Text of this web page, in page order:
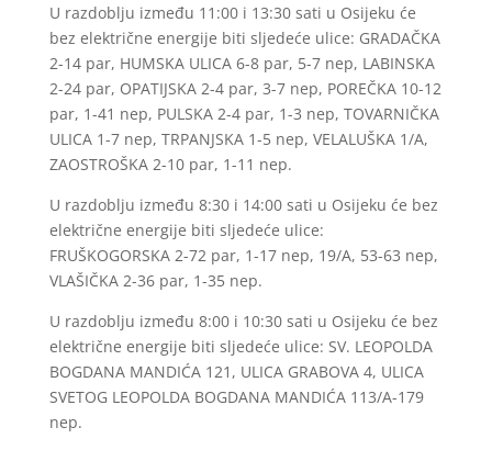
U razdoblju između 11:00 i 13:30 sati u Osijeku će
bez električne energije biti sljedeće ulice: GRADAČKA
2-14 par, HUMSKA ULICA 6-8 par, 5-7 nep, LABINSKA
2-24 par, OPATIJSKA 2-4 par, 3-7 nep, POREČKA 10-12
par, 1-41 nep, PULSKA 2-4 par, 1-3 nep, TOVARNIČKA
ULICA 1-7 nep, TRPANJSKA 1-5 nep, VELALUŠKA 1/A,
ZAOSTROŠKA 2-10 par, 1-11 nep.
U razdoblju između 8:30 i 14:00 sati u Osijeku će bez
električne energije biti sljedeće ulice:
FRUŠKOGORSKA 2-72 par, 1-17 nep, 19/A, 53-63 nep,
VLAŠIČKA 2-36 par, 1-35 nep.
U razdoblju između 8:00 i 10:30 sati u Osijeku će bez
električne energije biti sljedeće ulice: SV. LEOPOLDA
BOGDANA MANDIĆA 121, ULICA GRABOVA 4, ULICA
SVETOG LEOPOLDA BOGDANA MANDIĆA 113/A-179
nep.